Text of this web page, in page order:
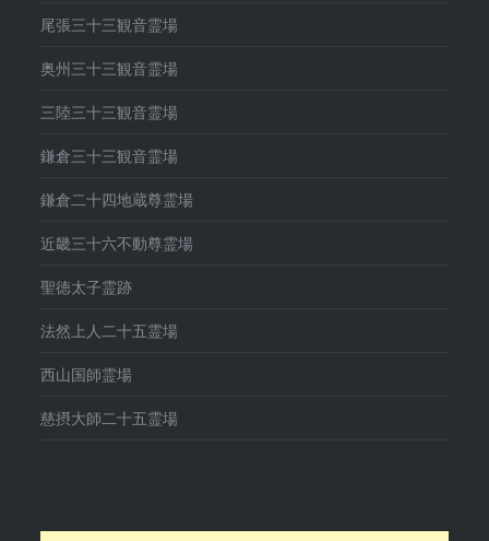
尾張三十三観音霊場
奥州三十三観音霊場
三陸三十三観音霊場
鎌倉三十三観音霊場
鎌倉二十四地蔵尊霊場
近畿三十六不動尊霊場
聖徳太子霊跡
法然上人二十五霊場
西山国師霊場
慈摂大師二十五霊場